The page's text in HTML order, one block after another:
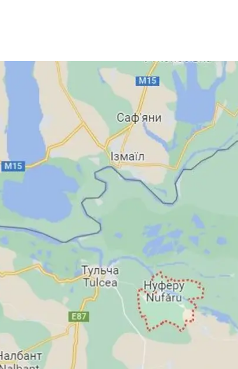
Скриншот
нові уламки, ймовірно, російського
атаки росії на порти в Одеській області у ніч
сил Румунії, який збиратиме докази.
філія CNN
правоохоронці отримали інформацію
в режимі реального часу відстежувало
портову інфраструктуру в Рені та
які прямували до українських портів, у